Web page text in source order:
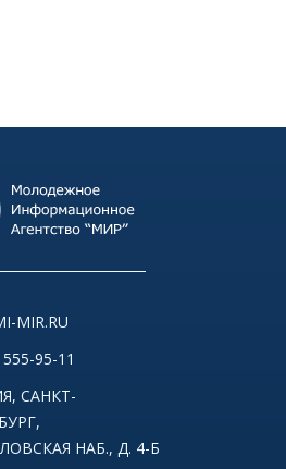
MIR.RU
95-11
САНКТ-
НАБ., Д. 4-Б